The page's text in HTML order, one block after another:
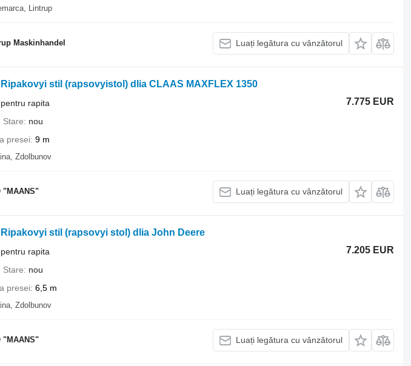
Lintrup
Maskinhandel Luați legătura cu vânzătorul
Ripakovyi stil (rapsovyistol) dlia CLAAS MAXFLEX 1350
7.775 EUR
rapita
Stare
nou
presei 9 m
Zdolbunov
"MAANS" Luați legătura cu vânzătorul
Ripakovyi stil (rapsovyi stol) dlia John Deere
7.205 EUR
rapita
Stare
nou
presei 6,5 m
Zdolbunov
"MAANS" Luați legătura cu vânzătorul